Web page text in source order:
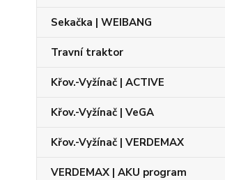
Sekačka | WEIBANG
Travní traktor
Křov.-Vyžínač | ACTIVE
Křov.-Vyžínač | VeGA
Křov.-Vyžínač | VERDEMAX
VERDEMAX | AKU program